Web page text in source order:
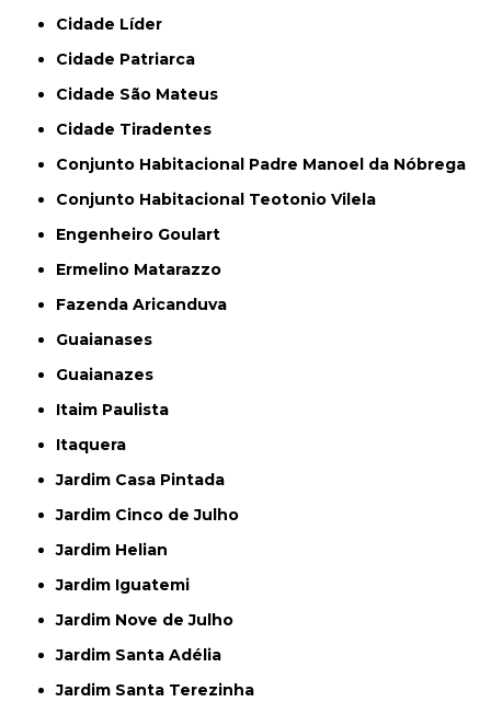
Cidade Líder
Cidade Patriarca
Cidade São Mateus
Cidade Tiradentes
Conjunto Habitacional Padre Manoel da Nóbrega
Conjunto Habitacional Teotonio Vilela
Engenheiro Goulart
Ermelino Matarazzo
Fazenda Aricanduva
Guaianases
Guaianazes
Itaim Paulista
Itaquera
Jardim Casa Pintada
Jardim Cinco de Julho
Jardim Helian
Jardim Iguatemi
Jardim Nove de Julho
Jardim Santa Adélia
Jardim Santa Terezinha